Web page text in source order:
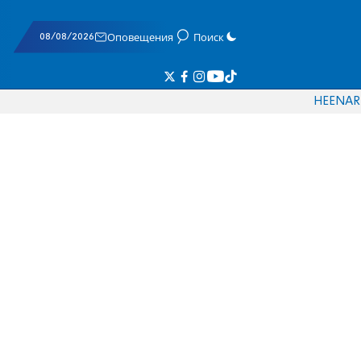
08/08/2026 Оповещения Поиск
HEENAR